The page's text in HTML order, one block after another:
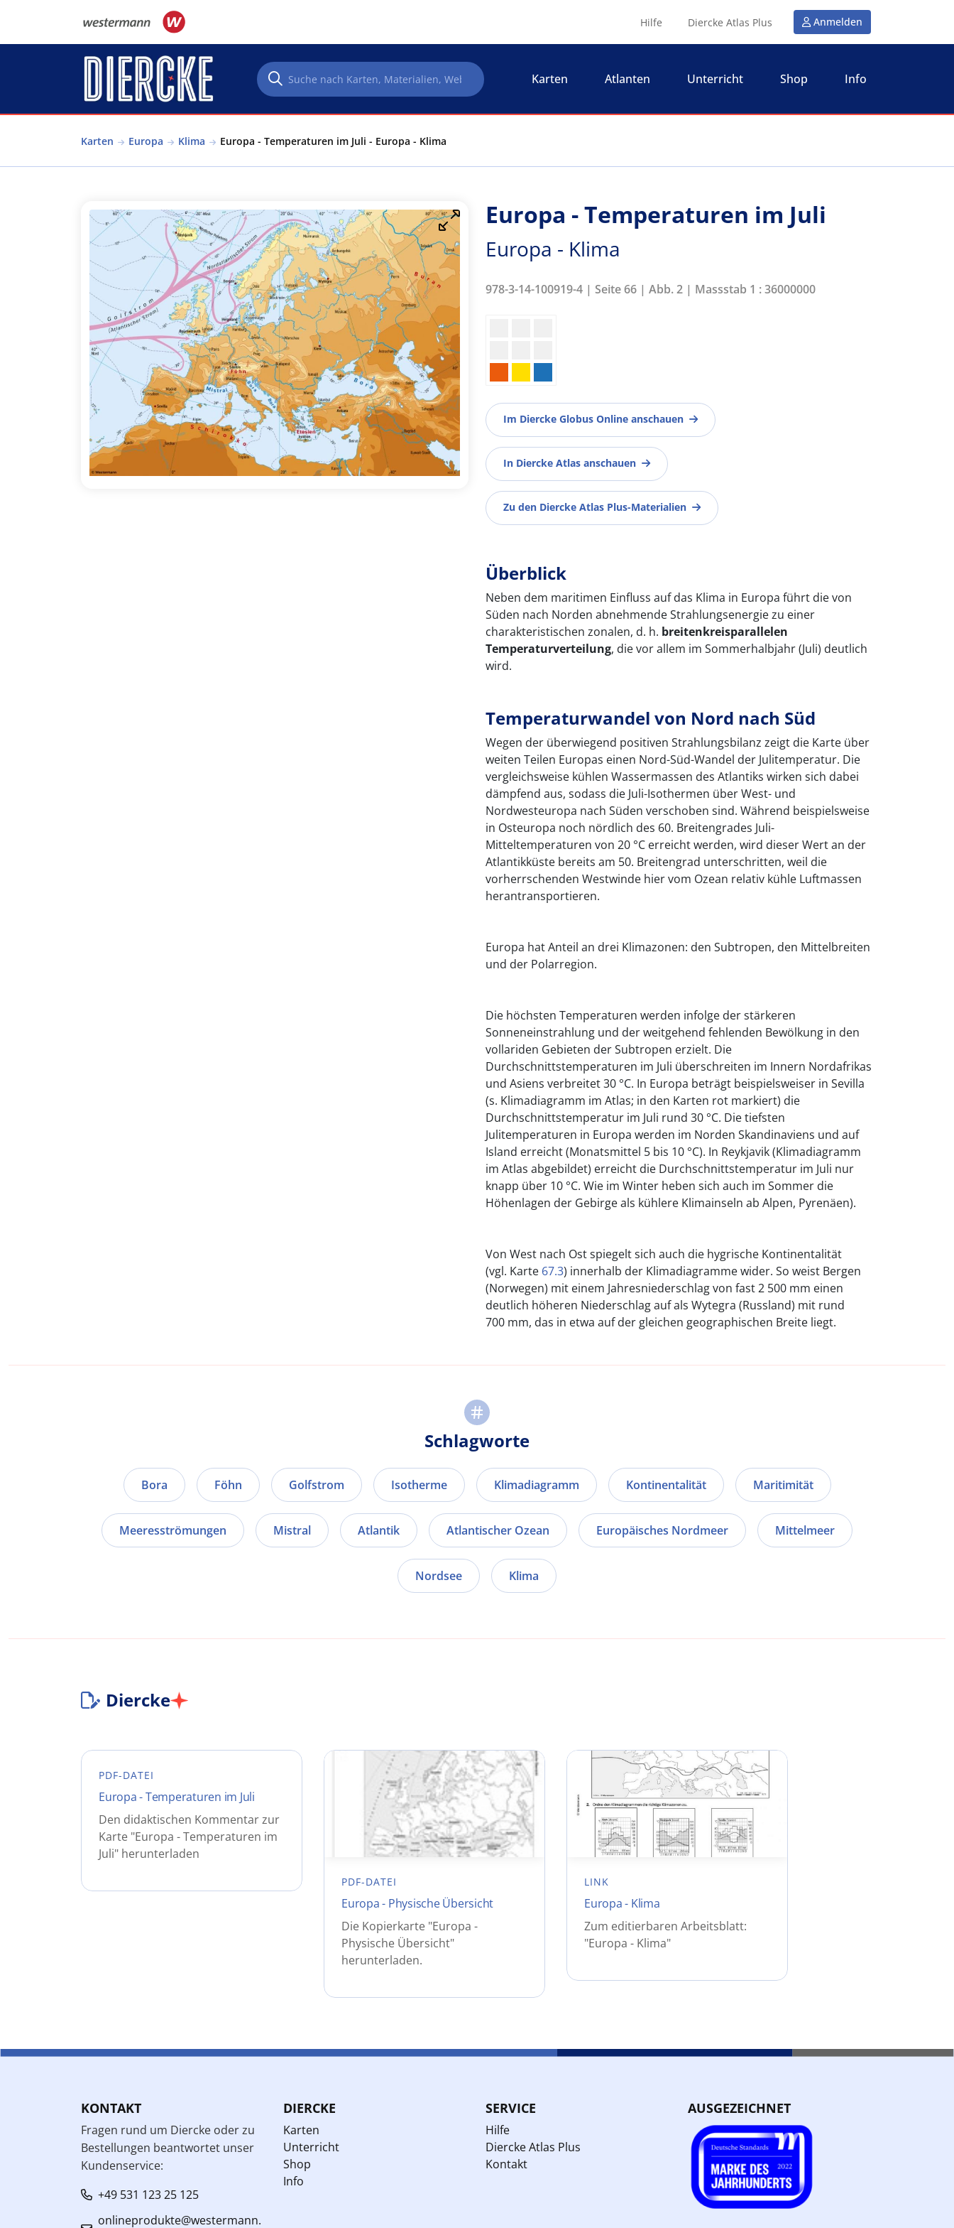
Hilfe Diercke Atlas Plus Anmelden
Karten Atlanten Unterricht Shop Info
Karten Europa Klima Europa - Temperaturen im Juli - Europa - Klima
Europa - Temperaturen im Juli
Europa - Klima
978-3-14-100919-4 | Seite 66 | Abb. 2 | Massstab 1 : 36000000
Im Diercke Globus Online anschauen
In Diercke Atlas anschauen
Zu den Diercke Atlas Plus-Materialien
Überblick
Neben dem maritimen Einfluss auf das Klima in Europa führt die von
Süden nach Norden abnehmende Strahlungsenergie zu einer
charakteristischen zonalen, d. h. breitenkreisparallelen
Temperaturverteilung, die vor allem im Sommerhalbjahr (Juli) deutlich
wird.
Temperaturwandel von Nord nach Süd
Wegen der überwiegend positiven Strahlungsbilanz zeigt die Karte über
weiten Teilen Europas einen Nord-Süd-Wandel der Julitemperatur. Die
vergleichsweise kühlen Wassermassen des Atlantiks wirken sich dabei
dämpfend aus, sodass die Juli-Isothermen über West- und
Nordwesteuropa nach Süden verschoben sind. Während beispielsweise
in Osteuropa noch nördlich des 60. Breitengrades Juli-
Mitteltemperaturen von 20 °C erreicht werden, wird dieser Wert an der
Atlantikküste bereits am 50. Breitengrad unterschritten, weil die
vorherrschenden Westwinde hier vom Ozean relativ kühle Luftmassen
herantransportieren.
Europa hat Anteil an drei Klimazonen: den Subtropen, den Mittelbreiten
und der Polarregion.
Die höchsten Temperaturen werden infolge der stärkeren
Sonneneinstrahlung und der weitgehend fehlenden Bewölkung in den
vollariden Gebieten der Subtropen erzielt. Die
Durchschnittstemperaturen im Juli überschreiten im Innern Nordafrikas
und Asiens verbreitet 30 °C. In Europa beträgt beispielsweiser in Sevilla
(s. Klimadiagramm im Atlas; in den Karten rot markiert) die
Durchschnittstemperatur im Juli rund 30 °C. Die tiefsten
Julitemperaturen in Europa werden im Norden Skandinaviens und auf
Island erreicht (Monatsmittel 5 bis 10 °C). In Reykjavik (Klimadiagramm
im Atlas abgebildet) erreicht die Durchschnittstemperatur im Juli nur
knapp über 10 °C. Wie im Winter heben sich auch im Sommer die
Höhenlagen der Gebirge als kühlere Klimainseln ab Alpen, Pyrenäen).
Von West nach Ost spiegelt sich auch die hygrische Kontinentalität
(vgl. Karte 67.3) innerhalb der Klimadiagramme wider. So weist Bergen
(Norwegen) mit einem Jahresniederschlag von fast 2 500 mm einen
deutlich höheren Niederschlag auf als Wytegra (Russland) mit rund
700 mm, das in etwa auf der gleichen geographischen Breite liegt.
Schlagworte
Bora Föhn Golfstrom Isotherme Klimadiagramm Kontinentalität Maritimität
Meeresströmungen Mistral Atlantik Atlantischer Ozean Europäisches Nordmeer Mittelmeer
Nordsee Klima
Diercke
PDF-DATEI
Europa - Temperaturen im Juli
Den didaktischen Kommentar zur
Karte "Europa - Temperaturen im
Juli" herunterladen
PDF-DATEI
Europa - Physische Übersicht
Die Kopierkarte "Europa -
Physische Übersicht"
herunterladen.
LINK
Europa - Klima
Zum editierbaren Arbeitsblatt:
"Europa - Klima"
KONTAKT
Fragen rund um Diercke oder zu
Bestellungen beantwortet unser
Kundenservice:
+49 531 123 25 125
onlineprodukte@westermann.
DIERCKE
Karten
Unterricht
Shop
Info
SERVICE
Hilfe
Diercke Atlas Plus
Kontakt
AUSGEZEICHNET